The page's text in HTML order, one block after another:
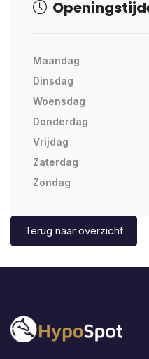
Maandag
Dinsdag
Woensdag
Donderdag
Vrijdag
Zaterdag
Zondag
Terug naar overzicht